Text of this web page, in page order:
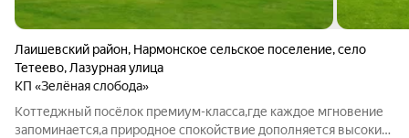
Лаишевский район, Нармонское сельское поселение,село
Тетеево, Лазурная улица
КП «Зелёная слобода»
Коттеджный посёлок премиум-класса,где каждое мгновение
запоминается,а природное спокойствие дополняется высоким